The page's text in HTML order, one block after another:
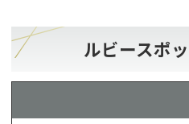
ルビースポ